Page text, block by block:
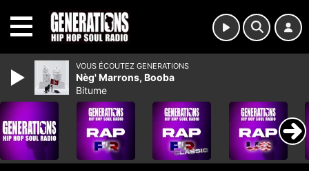
VOUS ÉCOUTEZ GENERATIONS
Nèg' Marrons, Booba
Bitume